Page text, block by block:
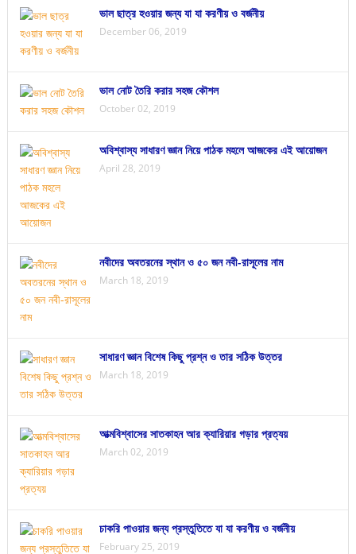
ভাল ছাত্র হওয়ার জন্য যা যা করণীয় ও বর্জনীয়
December 06, 2019
ভাল নোট তৈরি করার সহজ কৌশল
October 02, 2019
অবিশ্বাস্য সাধারণ জ্ঞান নিয়ে পাঠক মহলে আজকের এই আয়োজন
April 28, 2019
নবীদের অবতরনের স্থান ও ৫০ জন নবী-রাসূলের নাম
March 18, 2019
সাধারণ জ্ঞান বিশেষ কিছু প্রশ্ন ও তার সঠিক উত্তর
March 18, 2019
আত্মবিশ্বাসের সাতকাহন আর ক্যারিয়ার গড়ার প্রত্যয়
March 02, 2019
চাকরি পাওয়ার জন্য প্রস্তুতিতে যা যা করণীয় ও বর্জনীয়
February 25, 2019